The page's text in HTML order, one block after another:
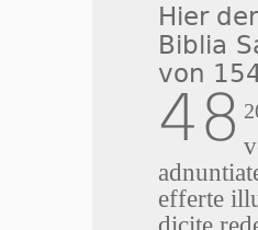
Hier
Biblia
von
48
efferte